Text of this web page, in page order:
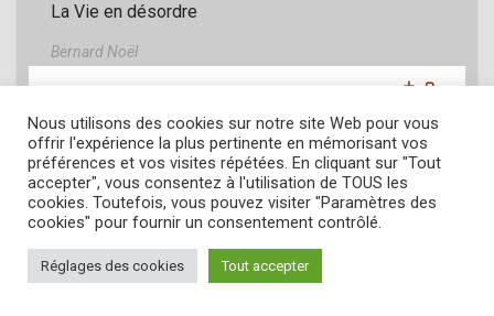
La Vie en désordre
Bernard Noël
Nous utilisons des cookies sur notre site Web pour vous
offrir l'expérience la plus pertinente en mémorisant vos
préférences et vos visites répétées. En cliquant sur "Tout
accepter", vous consentez à l'utilisation de TOUS les
cookies. Toutefois, vous pouvez visiter "Paramètres des
cookies" pour fournir un consentement contrôlé.
Réglages des cookies Tout accepter